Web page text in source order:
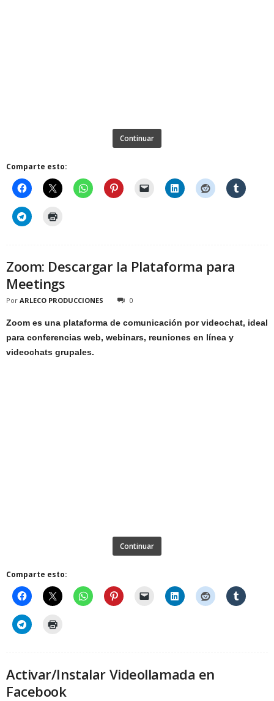
Continuar
Comparte esto:
Zoom: Descargar la Plataforma para
Meetings
Por ARLECO PRODUCCIONES 0
Zoom es una plataforma de comunicación por videochat, ideal
para conferencias web, webinars, reuniones en línea y
videochats grupales.
Continuar
Comparte esto:
Activar/Instalar Videollamada en
Facebook